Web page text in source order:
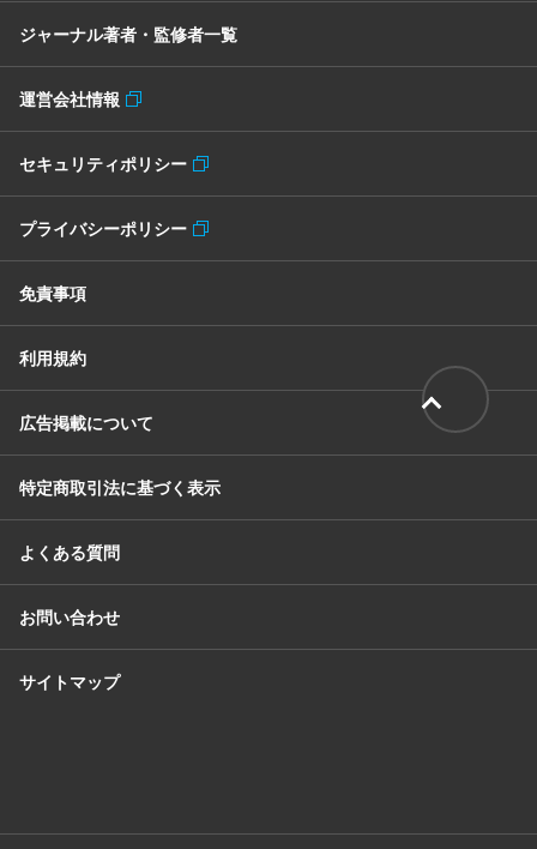
ジャーナル著者・監修者一覧
運営会社情報
セキュリティポリシー
プライバシーポリシー
免責事項
利用規約
広告掲載について
特定商取引法に基づく表示
よくある質問
お問い合わせ
サイトマップ